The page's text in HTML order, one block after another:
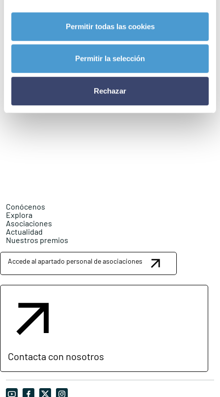
Permitir todas las cookies
Permitir la selección
Rechazar
Conócenos
Explora
Asociaciones
Actualidad
Nuestros premios
Accede al apartado personal de asociaciones
Contacta con nosotros